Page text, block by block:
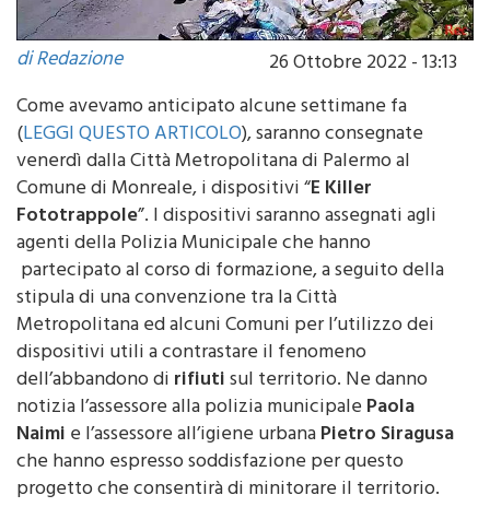
di Redazione
26 Ottobre 2022 - 13:13
Come avevamo anticipato alcune settimane fa
(LEGGI QUESTO ARTICOLO), saranno consegnate
venerdì dalla Città Metropolitana di Palermo al
Comune di Monreale, i dispositivi “E Killer
Fototrappole”. I dispositivi saranno assegnati agli
agenti della Polizia Municipale che hanno
partecipato al corso di formazione, a seguito della
stipula di una convenzione tra la Città
Metropolitana ed alcuni Comuni per l’utilizzo dei
dispositivi utili a contrastare il fenomeno
dell’abbandono dirifiutisul territorio. Ne danno
notizia l’assessore alla polizia municipalePaola
Naimie l’assessore all’igiene urbanaPietro Siragusa
che hanno espresso soddisfazione per questo
progetto che consentirà di minitorare il territorio.